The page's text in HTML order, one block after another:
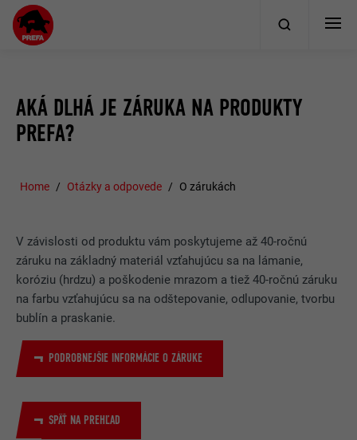
AKÁ DLHÁ JE ZÁRUKA NA PRODUKTY
PREFA?
Home Otázky a odpovede O zárukách
V závislosti od produktu vám poskytujeme až 40-ročnú
záruku na základný materiál vzťahujúcu sa na lámanie,
koróziu (hrdzu) a poškodenie mrazom a tiež 40-ročnú záruku
na farbu vzťahujúcu sa na odštepovanie, odlupovanie, tvorbu
bublín a praskanie.
PODROBNEJŠIE INFORMÁCIE O ZÁRUKE
SPÄŤ NA PREHĽAD